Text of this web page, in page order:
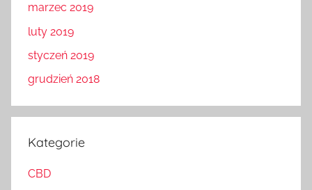
marzec 2019
luty 2019
styczeń 2019
grudzień 2018
Kategorie
CBD